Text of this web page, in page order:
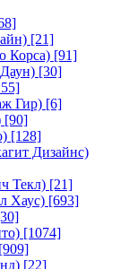
[21]
Корса) [91]
[30]
Гир) [6]
[90]
[128]
Дизайнс)
Текл) [21]
Хаус) [693]
[1074]
[909]
[22]